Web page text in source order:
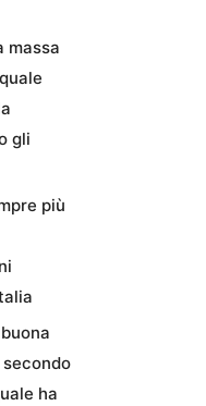
massa
gli
più
ha